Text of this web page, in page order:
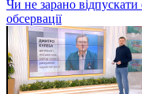
Чи не зарано
обсервації